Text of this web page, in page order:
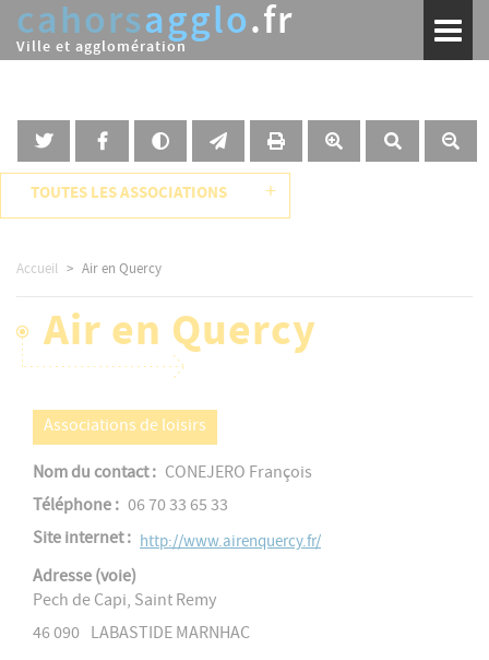
Aller
contenu
cahorsagglo.fr
Ville et agglomération
TOUTES LES ASSOCIATIONS +
Accueil Air en Quercy
Air en Quercy
Associations de loisirs
Nom du contact
CONEJERO François
Téléphone
06 70 33 65 33
Site internet
http://www.airenquercy.fr/
Adresse (voie)
Pech de Capi, Saint Remy
46 090 LABASTIDE MARNHAC